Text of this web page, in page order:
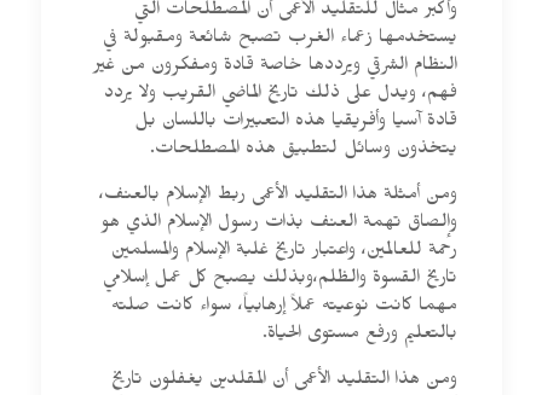
وأكبر مثال للتقليد الأعمى أن المصطلحات التي
يستخدمها زعماء الغرب تصبح شائعة ومقبولة في
النظام الشرقي ويرددها خاصة قادة ومفكرون من غير
فهم، ويدل على ذلك تاريخ الماضي القريب ولا يردد
قادة آسيا وأفريقيا هذه التعبيرات باللسان بل
يتخذون وسائل لتطبيق هذه المصطلحات.
ومن أمثلة هذا التقليد الأعمى ربط الإسلام بالعنف،
وإلصاق تهمة العنف بذات رسول الإسلام الذي هو
رحمة للعالمين، واعتبار تاريخ غلبة الإسلام والمسلمين
تاريخ القسوة والظلم،وبذلك يصبح كل عمل إسلامي
مهما كانت نوعيته عملاً إرهابياً، سواء كانت صلته
بالتعليم ورفع مستوى الحياة.
ومن هذا التقليد الأعمى أن المقلدين يغفلون تاريخ